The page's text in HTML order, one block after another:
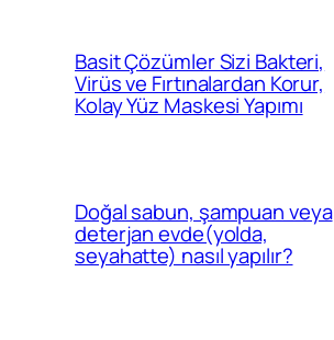
Basit Çözümler Sizi Bakteri,
Virüs ve Fırtınalardan Korur,
Kolay Yüz Maskesi Yapımı
Doğal sabun, şampuan veya
deterjan evde(yolda,
seyahatte) nasıl yapılır?